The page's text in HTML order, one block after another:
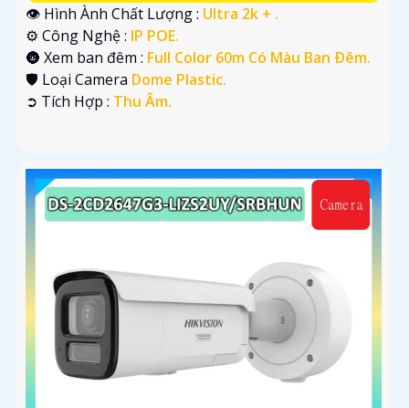
👁 Hình Ành Chất Lượng : Ultra 2k + .
⚙ Công Nghệ : IP POE.
🌚 Xem ban đêm : Full Color 60m Có Màu Ban Ðêm.
🛡 Loại Camera Dome Plastic.
️➲ Tích Hợp : Thu Âm.